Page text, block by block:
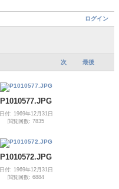
ログイン
次 最後
P1010577.JPG
日付: 1969年12月31日
閲覧回数: 7835
P1010572.JPG
日付: 1969年12月31日
閲覧回数: 6884